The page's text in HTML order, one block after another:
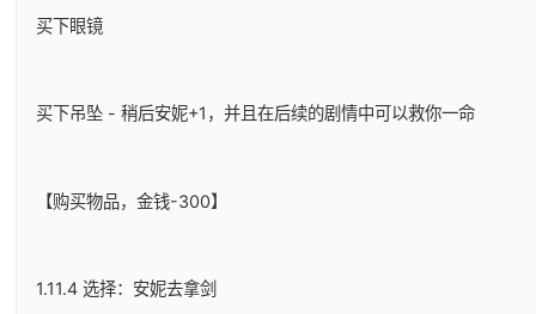
买下眼镜
买下吊坠 - 稍后安妮+1，并且在后续的剧情中可以救你一命
【购买物品，金钱-300】
1.11.4 选择：安妮去拿剑